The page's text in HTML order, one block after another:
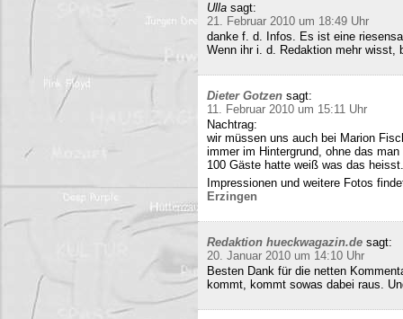
Ulla sagt:
21. Februar 2010 um 18:49 Uhr
danke f. d. Infos. Es ist eine
Wenn ihr i. d. Redaktion mehr wisst,
Dieter Gotzen sagt:
11. Februar 2010 um 15:11 Uhr
Nachtrag:
wir müssen uns auch bei Marion
immer im Hintergrund, ohne das
100 Gäste hatte weiß was das heisst.
Impressionen und weitere Fotos
Erzingen
Redaktion hueckwagazin.de sagt:
20. Januar 2010 um 14:10 Uhr
Besten Dank für die netten
kommt, kommt sowas dabei raus.